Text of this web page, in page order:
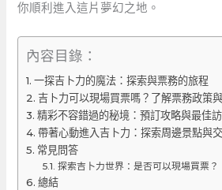
你順利進入這片夢幻之地。
內容目錄：
一探吉卜力的魔法：探索與票務的旅程
吉卜力可以現場買票嗎？了解票務政策
精彩不容錯過的秘境：預訂攻略與最佳
帶著心動進入吉卜力：探索周邊景點與
常見問答
探索吉卜力世界：是否可以現場買票？
總結